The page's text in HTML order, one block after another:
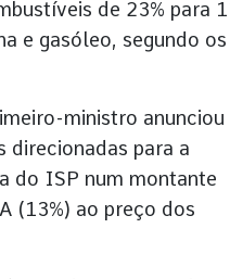
de 23% para
e gasóleo, segundo os
ministro anunciou
direcionadas para a
do ISP num montante
(13%) ao preço dos